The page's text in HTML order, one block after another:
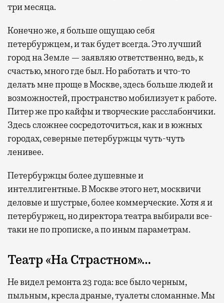
три месяца.
Конечно же, я больше ощущаю себя
петербуржцем, и так будет всегда. Это лучший
город на Земле — заявляю ответственно, ведь, к
счастью, много где был. Но работать и что-то
делать мне проще в Москве, здесь больше людей и
возможностей, пространство мобилизует к работе.
Питер же про кайфы и творческие расслабончики.
Здесь сложнее сосредоточиться, как и в южных
городах, северные петербуржцы чуть-чуть
ленивее.
Петербуржцы более душевные и
интеллигентные. В Москве этого нет, москвичи
деловые и шустрые, более коммерческие. Хотя я и
петербуржец, но директора театра выбирали все-
таки не по прописке, а по иным параметрам.
Театр «На Страстном»…
Не видел ремонта 23 года: все было черным,
пыльным, кресла драные, туалеты сломанные. Мы